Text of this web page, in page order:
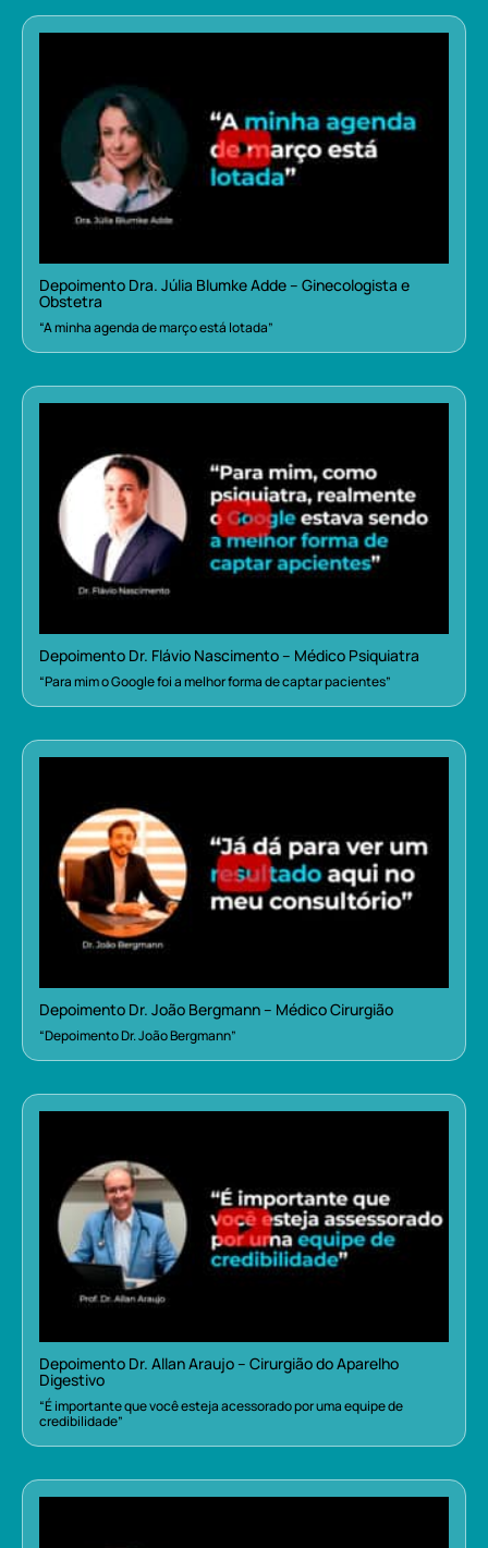
Depoimento Dra. Júlia Blumke Adde – Ginecologista e
Obstetra
“A minha agenda de março está lotada”
Depoimento Dr. Flávio Nascimento – Médico Psiquiatra
“Para mim o Google foi a melhor forma de captar pacientes”
Depoimento Dr. João Bergmann – Médico Cirurgião
“Depoimento Dr. João Bergmann”
Depoimento Dr. Allan Araujo – Cirurgião do Aparelho
Digestivo
“É importante que você esteja acessorado por uma equipe de
credibilidade”